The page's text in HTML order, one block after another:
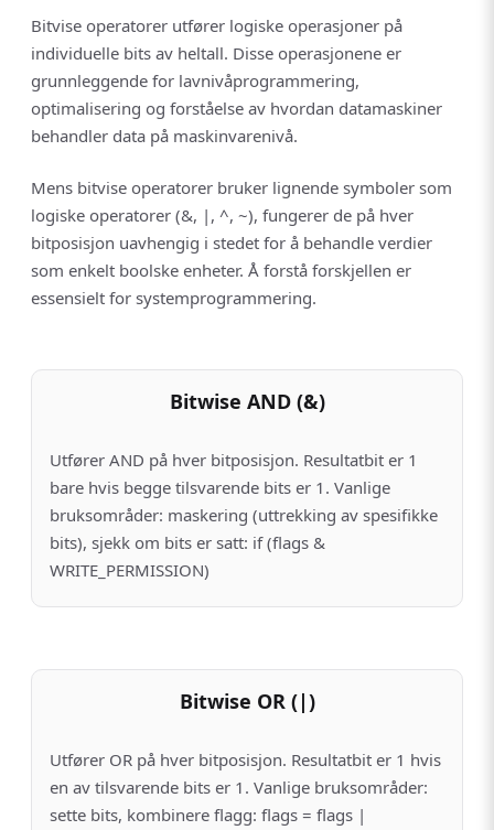
Bitvise operatorer utfører logiske operasjoner på
individuelle bits av heltall. Disse operasjonene er
grunnleggende for lavnivåprogrammering,
optimalisering og forståelse av hvordan datamaskiner
behandler data på maskinvarenivå.
Mens bitvise operatorer bruker lignende symboler som
logiske operatorer (&, |, ^, ~), fungerer de på hver
bitposisjon uavhengig i stedet for å behandle verdier
som enkelt boolske enheter. Å forstå forskjellen er
essensielt for systemprogrammering.
Bitwise AND (&)
Utfører AND på hver bitposisjon. Resultatbit er 1
bare hvis begge tilsvarende bits er 1. Vanlige
bruksområder: maskering (uttrekking av spesifikke
bits), sjekk om bits er satt: if (flags &
WRITE_PERMISSION)
Bitwise OR (|)
Utfører OR på hver bitposisjon. Resultatbit er 1 hvis
en av tilsvarende bits er 1. Vanlige bruksområder:
sette bits, kombinere flagg: flags = flags |